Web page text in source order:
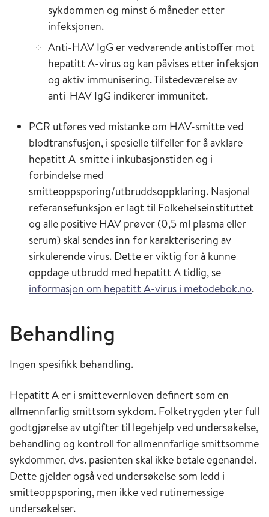
sykdommen og minst 6 måneder etter
infeksjonen.
Anti-HAV IgG er vedvarende antistoffer mot
hepatitt A-virus og kan påvises etter infeksjon
og aktiv immunisering. Tilstedeværelse av
anti-HAV IgG indikerer immunitet.
PCR utføres ved mistanke om HAV-smitte ved
blodtransfusjon, i spesielle tilfeller for å avklare
hepatitt A-smitte i inkubasjonstiden og i
forbindelse med
smitteoppsporing/utbruddsoppklaring. Nasjonal
referansefunksjon er lagt til Folkehelseinstituttet
og alle positive HAV prøver (0,5 ml plasma eller
serum) skal sendes inn for karakterisering av
sirkulerende virus. Dette er viktig for å kunne
oppdage utbrudd med hepatitt A tidlig, se
informasjon om hepatitt A-virus i metodebok.no.
Behandling
Ingen spesifikk behandling.
Hepatitt A er i smittevernloven definert som en
allmennfarlig smittsom sykdom. Folketrygden yter full
godtgjørelse av utgifter til legehjelp ved undersøkelse,
behandling og kontroll for allmennfarlige smittsomme
sykdommer, dvs. pasienten skal ikke betale egenandel.
Dette gjelder også ved undersøkelse som ledd i
smitteoppsporing, men ikke ved rutinemessige
undersøkelser.